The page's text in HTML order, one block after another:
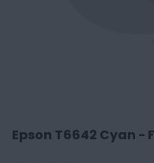
Epson T6642 Cyan